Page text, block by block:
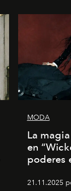
MODA
La
en
poderes
21.11.2025